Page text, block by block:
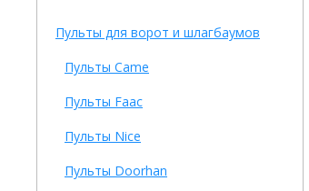
Пульты для ворот и шлагбаумов
Пульты Came
Пульты Faac
Пульты Nice
Пульты Doorhan